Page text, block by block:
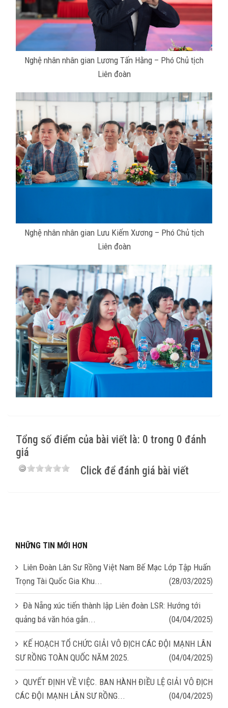
Nghệ nhân nhân gian Lương Tấn Hằng – Phó Chủ tịch
Liên đoàn
Nghệ nhân nhân gian Lưu Kiếm Xương – Phó Chủ tịch
Liên đoàn
Tổng số điểm của bài viết là: 0 trong 0 đánh
giá
Click để đánh giá bài viết
NHỮNG TIN MỚI HƠN
Liên Đoàn Lân Sư Rồng Việt Nam Bế Mạc Lớp Tập Huấn
Trọng Tài Quốc Gia Khu...
(28/03/2025)
Đà Nẵng xúc tiến thành lập Liên đoàn LSR: Hướng tới
quảng bá văn hóa gắn...
(04/04/2025)
KẾ HOẠCH TỔ CHỨC GIẢI VÔ ĐỊCH CÁC ĐỘI MẠNH LÂN
SƯ RỒNG TOÀN QUỐC NĂM 2025.
(04/04/2025)
QUYẾT ĐỊNH VỀ VIỆC. BAN HÀNH ĐIỀU LỆ GIẢI VÔ ĐỊCH
CÁC ĐỘI MẠNH LÂN SƯ RỒNG...
(04/04/2025)